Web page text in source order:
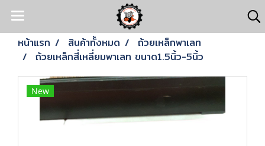
หน้าแรก สินค้าทั้งหมด
ถ้วยเหล็กพาเลท
ถ้วยเหล็กสี่เหลี่ยมพาเลท ขนาด1.5นิ้ว-5นิ้ว
New